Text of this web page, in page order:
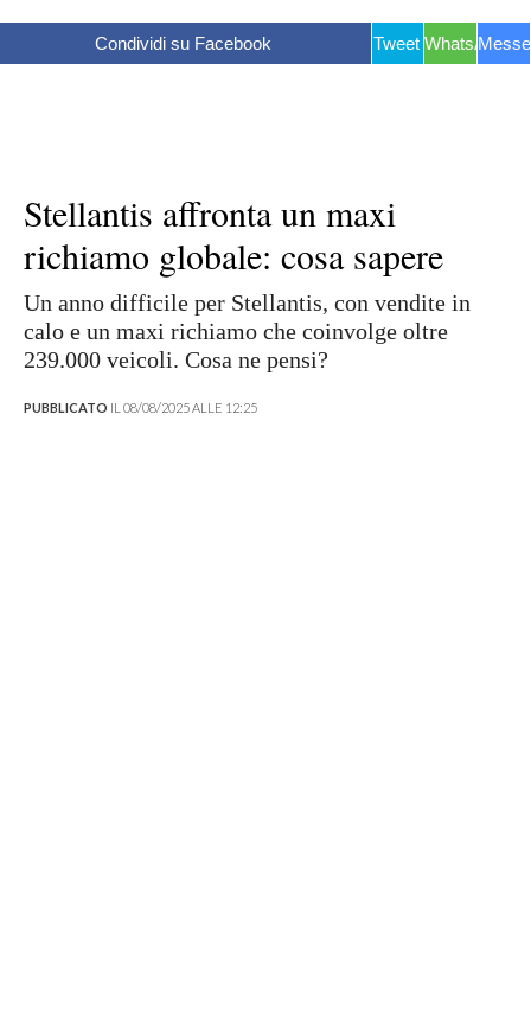
Condividi su Facebook Tweet WhatsApp
Stellantis affronta un maxi
richiamo globale: cosa sapere
Un anno difficile per Stellantis, con vendite in
calo e un maxi richiamo che coinvolge oltre
239.000 veicoli. Cosa ne pensi?
PUBBLICATO IL 08/08/2025 ALLE 12:25